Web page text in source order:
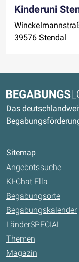
Kinderuni
39576 Stendal
Begabungslotse
Das
Sitemap
Angebotssuche
KI-Chat Ella
Begabungsorte
Begabungskalender
LänderSPECIAL
Themen
Magazin